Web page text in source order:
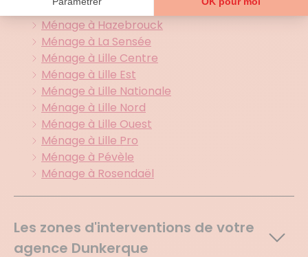
Ménage à Hainaut
Ménage à Hazebrouck
Ménage à La Sensée
Ménage à Lille Centre
Ménage à Lille Est
Ménage à Lille Nationale
Ménage à Lille Nord
Ménage à Lille Ouest
Ménage à Lille Pro
Ménage à Pévèle
Ménage à Rosendaël
Les zones d'interventions de votre
agence Dunkerque